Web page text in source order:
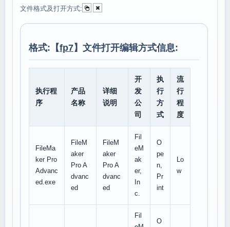
文件格式及打开方式:
格式:【fp7】文件打开编辑方式信息:
执行程
序
产品
名称
详细
说明
开
发
公
司
执
行
方
式
流
行
程
度
FileMa
ker Pro
Advanc
ed.exe
FileM
aker
Pro A
dvanc
ed
FileM
aker
Pro A
dvanc
ed
Fil
eM
ak
er,
In
c.
O
pe
n,
Pr
int
Lo
w
Fil
O